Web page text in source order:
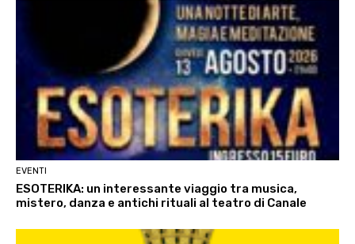
EVENTI
ESOTERIKA: un interessante viaggio tra musica,
mistero, danza e antichi rituali al teatro di Canale